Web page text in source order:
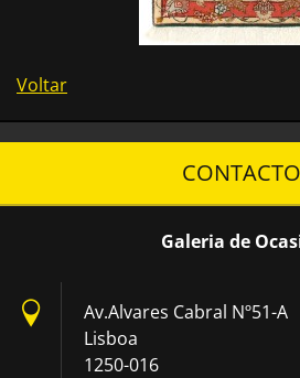
Voltar
Galeria de
Av.Alvares Cabral Nº51-A
Lisboa
1250-016